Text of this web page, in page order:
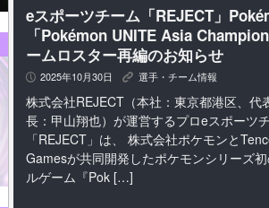
eスポーツチーム「REJECT」
「Pokémon UNITE Asia
ームロスター再編のお知らせ
P 2025年10月30日 K 選手・チーム情報
株式会社REJECT（本社：東京都港区、代
長：甲山翔也）が運営するプロeスポーツ
「REJECT」は、 株式会社ポケモンと
Gamesが共同開発したポケモンシリーズ
ルゲーム『Pok […]